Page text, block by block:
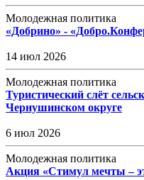
Молодежная политика
«Добрино» -
14 июл 2026
Молодежная политика
Туристический слёт
Чернушинском округе
6 июл 2026
Молодежная политика
Акция «Стимул мечты –